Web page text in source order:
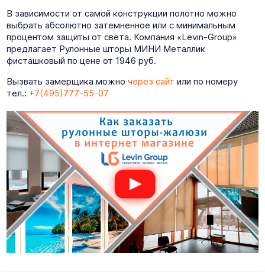
В зависимости от самой конструкции полотно можно
выбрать абсолютно затемненное или с минимальным
процентом защиты от света. Компания «Levin-Group»
предлагает Рулонные шторы МИНИ Металлик
фисташковый по цене от 1946 руб.
Вызвать замерщика можно через сайт или по номеру
тел.: +7(495)777-55-07